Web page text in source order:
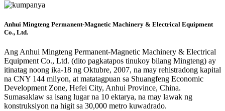
Anhui Mingteng Permanent-Magnetic Machinery & Electrical Equipment
Co., Ltd.
Ang Anhui Mingteng Permanent-Magnetic Machinery & Electrical
Equipment Co., Ltd. (dito pagkatapos tinukoy bilang Mingteng) ay
itinatag noong ika-18 ng Oktubre, 2007, na may rehistradong kapital
na CNY 144 milyon, at matatagpuan sa Shuangfeng Economic
Development Zone, Hefei City, Anhui Province, China.
Sumasaklaw sa isang lugar na 10 ektarya, na may lawak ng
konstruksiyon na higit sa 30,000 metro kuwadrado.